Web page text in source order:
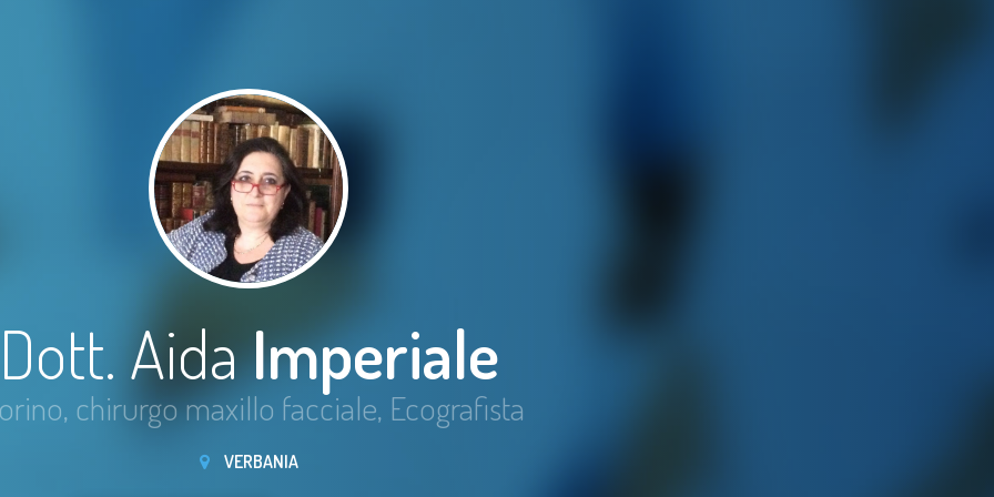
AidaImperiale
chirurgo maxillo facciale, Ecografista
VERBANIA